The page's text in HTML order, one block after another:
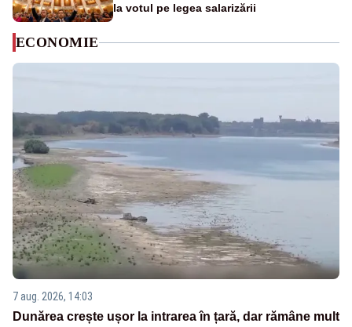
la votul pe legea salarizării
ECONOMIE
7 aug. 2026, 14:03
Dunărea crește ușor la intrarea în țară, dar rămâne mult